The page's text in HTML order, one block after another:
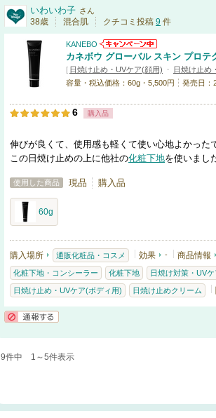
いわいわ子 さん
38歳 混合肌 クチコミ投稿 9 件
KANEBO
カネボウ グローバル スキン プロテ
[ 日焼け止め・UVケア(顔用) ・ 日焼け止め
容量・税込価格：60g・5,500円
発売日：
6 購入品
伸びが良くて、使用感も軽くて使い心地よかった
この日焼け止めの上に他社の化粧下地を使いまし
使用した商品 現品 購入品
60g
購入場所 通販化粧品・コスメ 効果 - 商品情報
化粧下地・コンシーラー 化粧下地 日焼け対策・UVケ
日焼け止め・UVケア(ボディ用) 日焼け止めクリーム
9件中 1～5件表示